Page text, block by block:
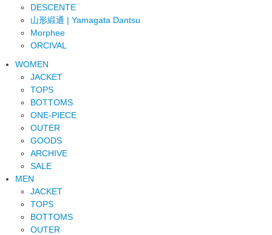
DESCENTE
山形緞通 | Yamagata Dantsu
Morphee
ORCIVAL
WOMEN
JACKET
TOPS
BOTTOMS
ONE-PIECE
OUTER
GOODS
ARCHIVE
SALE
MEN
JACKET
TOPS
BOTTOMS
OUTER